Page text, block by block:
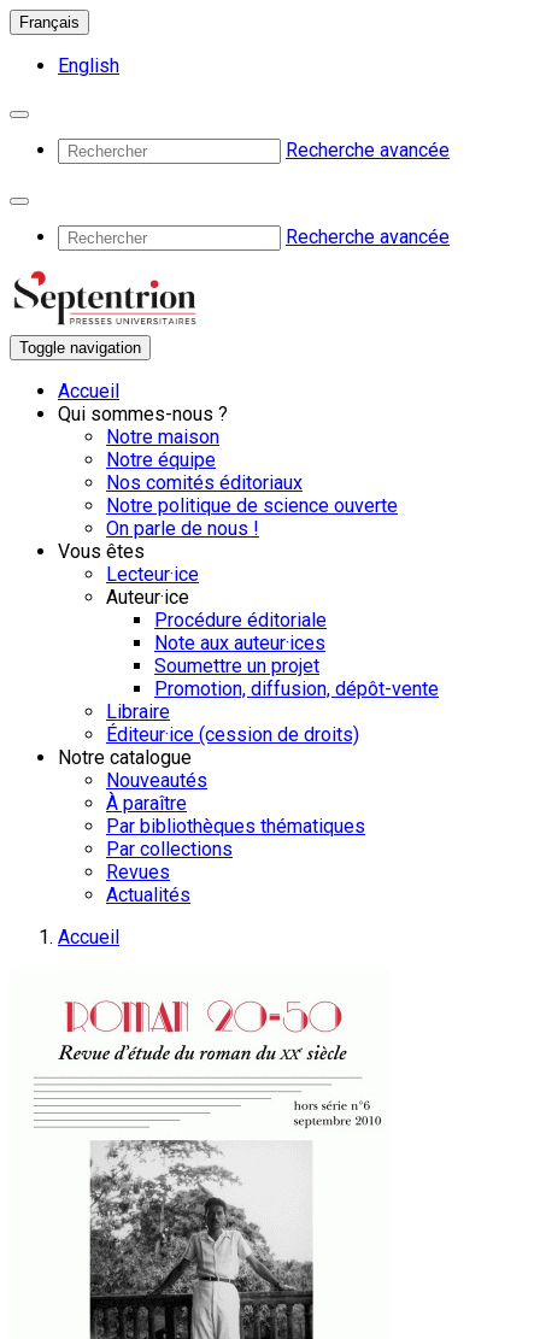
Français
English
Recherche avancée
Recherche avancée
Toggle navigation
Accueil
Qui sommes-nous ?
Notre maison
Notre équipe
Nos comités éditoriaux
Notre politique de science ouverte
On parle de nous !
Vous êtes
Lecteur·ice
Auteur·ice
Procédure éditoriale
Note aux auteur·ices
Soumettre un projet
Promotion, diffusion, dépôt-vente
Libraire
Éditeur·ice (cession de droits)
Notre catalogue
Nouveautés
À paraître
Par bibliothèques thématiques
Par collections
Revues
Actualités
Accueil